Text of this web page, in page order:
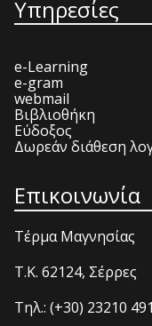
Υπηρεσίες
e-Learning
e-gram
webmail
Βιβλιοθήκη
Εύδοξος
Δωρεάν διάθεση
Επικοινωνία
Τέρμα Μαγνησίας
T.K. 62124, Σέρρες
Τηλ.: (+30) 23210